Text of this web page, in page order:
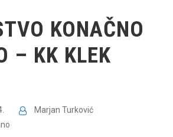
KONAČNO
– KK KLEK
Marjan Turković